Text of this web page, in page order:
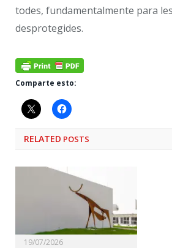
todes, fundamentalmente para
desprotegides.
Comparte esto:
RELATED POSTS
19/07/2026